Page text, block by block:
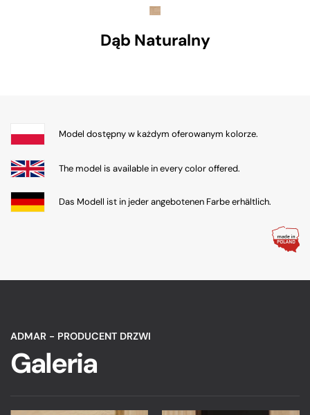
Dąb Naturalny
Model dostępny w każdym oferowanym kolorze.
The model is available in every color offered.
Das Modell ist in jeder angebotenen Farbe erhältlich.
ADMAR - PRODUCENT DRZWI
Galeria